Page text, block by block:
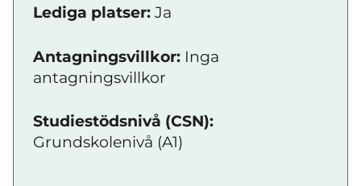
Lediga platser: Ja
Antagningsvillkor: Inga
antagningsvillkor
Studiestödsnivå (CSN):
Grundskolenivå (A1)